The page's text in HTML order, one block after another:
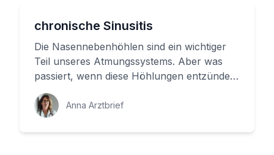
chronische Sinusitis
Die Nasennebenhöhlen sind ein wichtiger
Teil unseres Atmungssystems. Aber was
passiert, wenn diese Höhlungen entzündet
werden? In diesem Artikel erfah...
Anna Arztbrief